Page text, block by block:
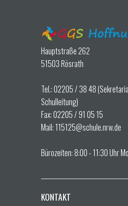
Hauptstraße 262
51503 Rösrath
Tel.: 02205 / 38 48
Schulleitung)
Fax: 02205 / 91 05 15
Mail: 115125@schule.nrw.de
Bürozeiten: 8:00 - 11:30 Uhr
KONTAKT